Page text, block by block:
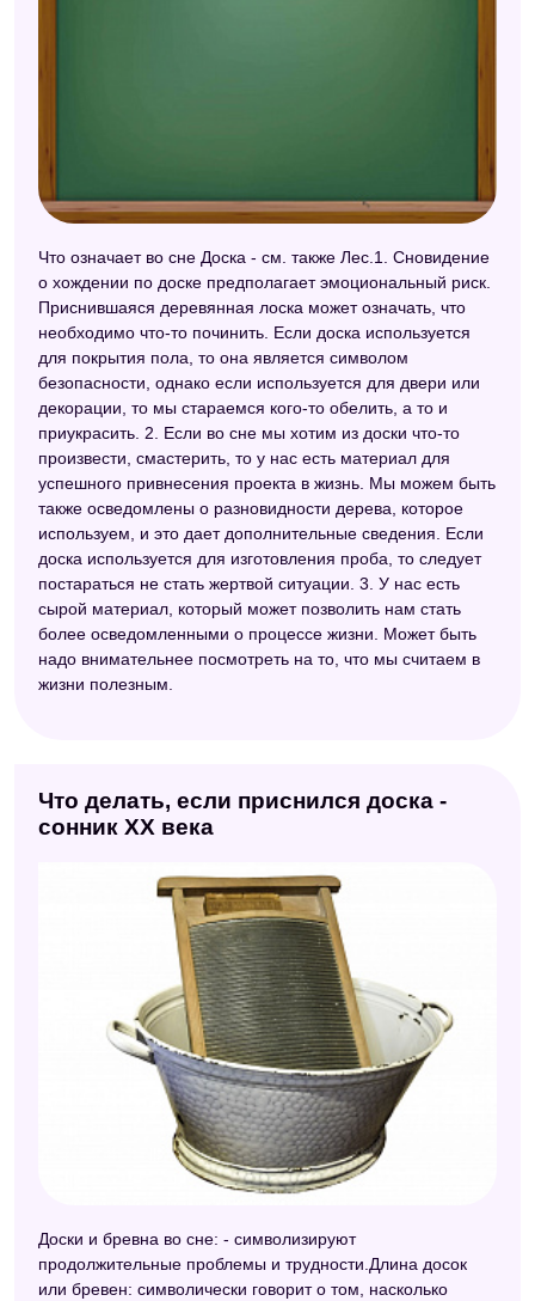
Что означает во сне Доска - см. также Лес.1. Сновидение
о хождении по доске предполагает эмоциональный риск.
Приснившаяся деревянная лоска может означать, что
необходимо что-то починить. Если доска используется
для покрытия пола, то она является символом
безопасности, однако если используется для двери или
декорации, то мы стараемся кого-то обелить, а то и
приукрасить. 2. Если во сне мы хотим из доски что-то
произвести, смастерить, то у нас есть материал для
успешного привнесения проекта в жизнь. Мы можем быть
также осведомлены о разновидности дерева, которое
используем, и это дает дополнительные сведения. Если
доска используется для изготовления проба, то следует
постараться не стать жертвой ситуации. 3. У нас есть
сырой материал, который может позволить нам стать
более осведомленными о процессе жизни. Может быть
надо внимательнее посмотреть на то, что мы считаем в
жизни полезным.
Что делать, если приснился доска -
сонник ХХ века
Доски и бревна во сне: - символизируют
продолжительные проблемы и трудности.Длина досок
или бревен: символически говорит о том, насколько